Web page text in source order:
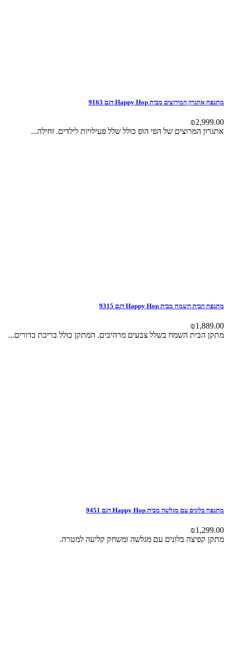
מתנפח אתגרון המירוצים מבית Happy Hop דגם 9163
₪2,999.00
אתגרון המרוצים של הפי הופ כולל שלל פעילויות לילדים. זחילה...
מתנפח הבית השמח מבית Happy Hop דגם 9315
₪1,889.00
מתקן הבית השמח בשלל צבעים מרהיבים. המתקן כולל בריכת כדורים...
מתנפח בלונים עם מגלשה מבית Happy Hop דגם 9451
₪1,299.00
מתקן קפיצה בלונים עם מגלשה ומשחק קליעה למטרה.